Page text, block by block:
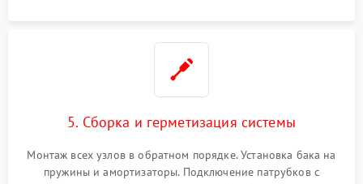
5. Сборка и герметизация системы
Монтаж всех узлов в обратном порядке. Установка бака на
пружины и амортизаторы. Подключение патрубков с